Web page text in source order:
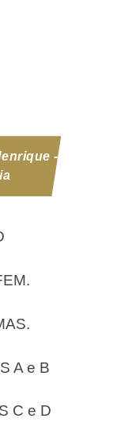
-
A e B
C e D